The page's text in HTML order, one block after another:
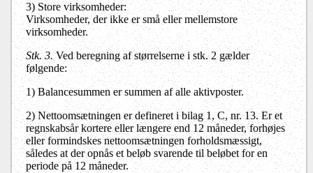
3) Store virksomheder:
Virksomheder, der ikke er små eller mellemstore
virksomheder.
Stk. 3. Ved beregning af størrelserne i stk. 2 gælder
følgende:
1) Balancesummen er summen af alle aktivposter.
2) Nettoomsætningen er defineret i bilag 1, C, nr. 13. Er et
regnskabsår kortere eller længere end 12 måneder, forhøjes
eller formindskes nettoomsætningen forholdsmæssigt,
således at der opnås et beløb svarende til beløbet for en
periode på 12 måneder.